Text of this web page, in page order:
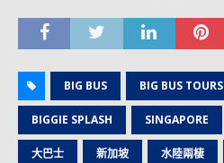
BIG BUS BIG BUS TOURS
BIGGIE SPLASH SINGAPORE
大巴士 新加坡 水陸兩棲